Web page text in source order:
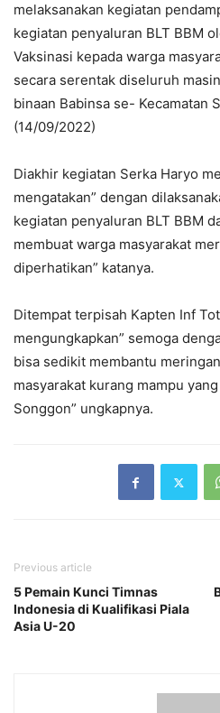
melaksanakan kegiatan
kegiatan penyaluran BLT BBM
Vaksinasi kepada warga
secara serentak diseluruh
binaan Babinsa se- Kecamatan
(14/09/2022)
Diakhir kegiatan Serka Haryo
mengatakan” dengan
kegiatan penyaluran BLT BBM
membuat warga masyarakat
diperhatikan” katanya.
Ditempat terpisah Kapten Inf
mengungkapkan” semoga
bisa sedikit membantu
masyarakat kurang mampu
Songgon” ungkapnya.
Previous article
5 Pemain Kunci Timnas
Indonesia di Kualifikasi Piala
Asia U-20